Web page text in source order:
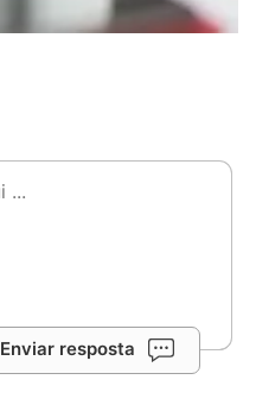
Enviar resposta